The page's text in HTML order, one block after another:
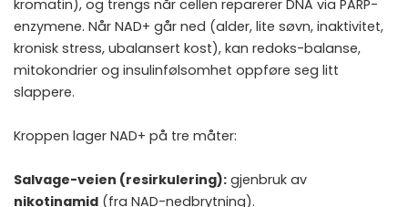
kromatin), og trengs når cellen reparerer DNA via PARP-
enzymene. Når NAD+ går ned (alder, lite søvn, inaktivitet,
kronisk stress, ubalansert kost), kan redoks-balanse,
mitokondrier og insulinfølsomhet oppføre seg litt
slappere.
Kroppen lager NAD+ på tre måter:
Salvage-veien (resirkulering): gjenbruk av
nikotinamid (fra NAD-nedbrytning).